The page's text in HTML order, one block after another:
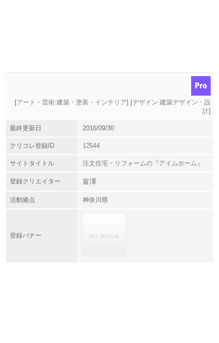
[アート・芸術:建築・塗装・インテリア] [デザイン:建築デザイン・設
計]
最終更新日 2016/09/30
クリコレ登録ID 12544
サイトタイトル 注文住宅・リフォームの『アイムホーム』
登録クリエイター 富澤
活動拠点 神奈川県
登録バナー